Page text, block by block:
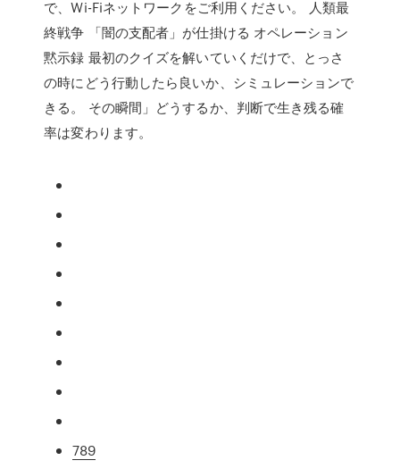
で、Wi-Fiネットワークをご利用ください。 人類最
終戦争 「闇の支配者」が仕掛ける オペレーション
黙示録 最初のクイズを解いていくだけで、とっさ
の時にどう行動したら良いか、シミュレーションで
きる。 その瞬間」どうするか、判断で生き残る確
率は変わります。
789